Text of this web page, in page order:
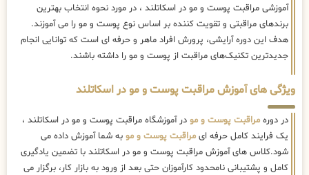
آموزشی مراقبت پوست و مو در اسکاتلند ، در مورد نحوه انتخاب بهترین
برندهای مراقبتی و تقویت کننده بر اساس نوع پوست و مو را می آموزند.
هدف این دوره آرایشی، پرورش افراد ماهر و حرفه ای است که توانایی انجام
جدیدترین تکنیک‌های مراقبت از پوست و مو را داشته باشند.
ویژگی های آموزش مراقبت پوست و مو در اسکاتلند
در دوره مراقبت پوست و مو در آموزشگاه مراقبت پوست و مو در اسکاتلند ،
یک فرایند کامل حرفه ای مراقبت پوست و مو به شما آموزش داده می
شود.کلاس های آموزش مراقبت پوست و مو در اسکاتلند با تضمین یادگیری
کامل و پشتیبانی نامحدود کارآموزان حتی بعد از ورود به بازار کار، برگزار می